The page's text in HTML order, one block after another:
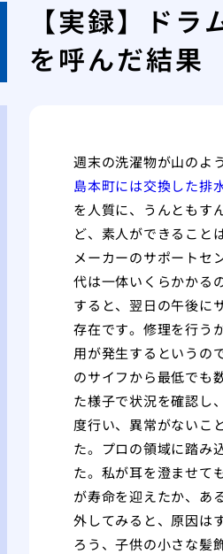
【実録】ド
を呼んだ結果
週末の洗濯物が山のよ
島本町には交換した排
を人質に、うんともす
ど、素人ができること
メーカーのサポートセ
代は一体いくらかかる
すると、翌日の午後に
存在です。修理を行う
用が発生するというの
のサイフから最低でも
た様子で状況を確認し
度行い、異常がないこ
た。プロの領域に踏み
た。私が耳を澄ませて
が寿命を迎えたか、あ
外してみると、原因は
ろう、子供の小さな髪